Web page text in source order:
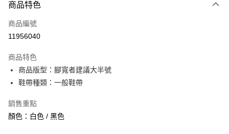
信用卡一次付款
信用卡分期付款
合作金庫商業銀行
華南商業銀行
上海商業儲蓄銀行
臺灣中小企業銀行
匯豐（台灣）商業銀行
超商取貨付款
LINE Pay
Apple Pay
街口支付
商品特色
商品編號
11956040
商品特色
商品版型：腳寬者建議大半號
鞋帶種類：一般鞋帶
銷售重點
顏色：白色 / 黑色